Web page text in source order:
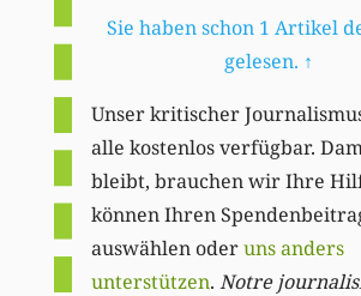
Sie haben schon 1 Artikel
gelesen. ↑
Unser kritischer
alle kostenlos verfügbar.
bleibt, brauchen wir Ihre
können Ihren
auswählen oderuns anders
unterstützen. Notre